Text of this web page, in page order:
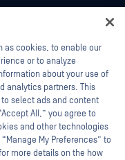
讨会
具
as cookies, to enable our
or to analyze
about your use of
analytics partners. This
select ads and content
All,” you agree to
and other technologies
My Preferences” to
more details on the how
virtual assistant.
what's critical